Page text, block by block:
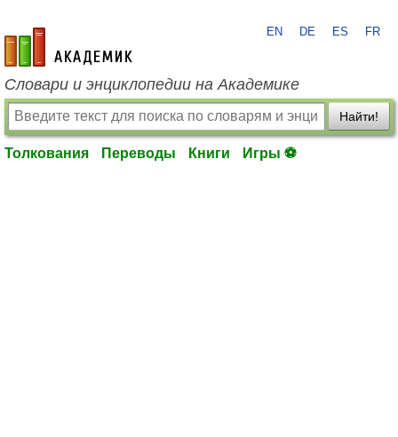
academic.ru
EN DE ES FR
Словари и энциклопедии на Академике
Найти!
Толкования Переводы Книги Игры ⚽